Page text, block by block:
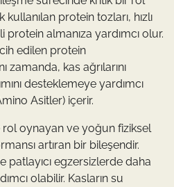
protein tozları, hızlı
almanıza yardımcı olur.
edilen protein
zamanda, kas ağrılarını
desteklemeye yardımcı
Asitler) içerir.
oynayan ve yoğun fiziksel
artıran bir bileşendir.
patlayıcı egzersizlerde daha
olabilir. Kasların su